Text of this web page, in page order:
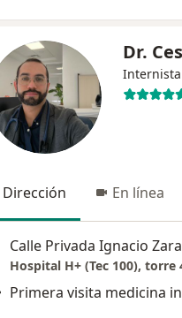
Dr.
Internista
Dirección En línea
Hospital H+ (Tec 100),
Primera visita medicina